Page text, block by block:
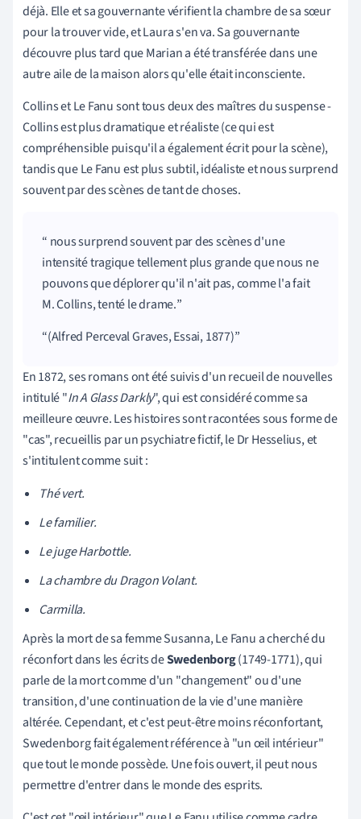
déjà. Elle et sa gouvernante vérifient la chambre de sa sœur
pour la trouver vide, et Laura s'en va. Sa gouvernante
découvre plus tard que Marian a été transférée dans une
autre aile de la maison alors qu'elle était inconsciente.
Collins et Le Fanu sont tous deux des maîtres du suspense-
Collins est plus dramatique et réaliste (ce qui est
compréhensible puisqu'il a également écrit pour la scène),
tandis que Le Fanu est plus subtil, idéaliste et nous surprend
souvent par des scènes de tant de choses.
nous surprend souvent par des scènes d'une
intensité tragique tellement plus grande que nous ne
pouvons que déplorer qu'il n'ait pas, comme l'a fait
M. Collins, tenté le drame.
(Alfred Perceval Graves, Essai, 1877)
En 1872, ses romans ont été suivis d'un recueil de nouvelles
intitulé "In A Glass Darkly", qui est considéré comme sa
meilleure œuvre. Les histoires sont racontées sous forme de
"cas", recueillis par un psychiatre fictif, le Dr Hesselius, et
s'intitulent comme suit :
Thé vert.
Le familier.
Le juge Harbottle.
La chambre du Dragon Volant.
Carmilla.
Après la mort de sa femme Susanna, Le Fanu a cherché du
réconfort dans les écrits deSwedenborg(1749-1771), qui
parle de la mort comme d'un "changement" ou d'une
transition, d'une continuation de la vie d'une manière
altérée. Cependant, et c'est peut-être moins réconfortant,
Swedenborg fait également référence à "un œil intérieur"
que tout le monde possède. Une fois ouvert, il peut nous
permettre d'entrer dans le monde des esprits.